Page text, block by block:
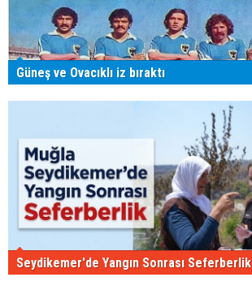
Güneş ve Ovacıklı iz bıraktı
Seydikemer'de Yangın Sonrası Seferberlik